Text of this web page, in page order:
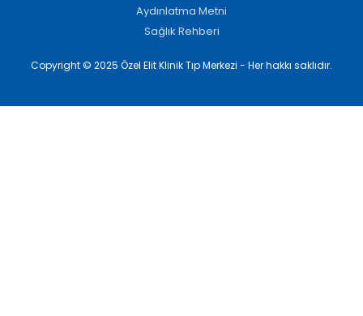
Aydınlatma Metni
Sağlık Rehberi
Copyright © 2025 Özel Elit Klinik Tıp Merkezi - Her hakkı saklıdır.